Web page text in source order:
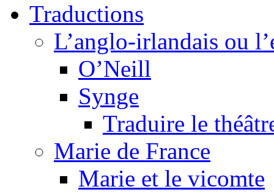
Traductions
L’anglo-irlandais ou
O’Neill
Synge
Traduire le
Marie de France
Marie et le vicomte